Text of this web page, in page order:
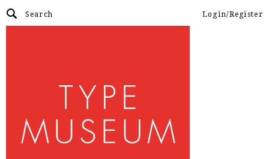
Login/Register